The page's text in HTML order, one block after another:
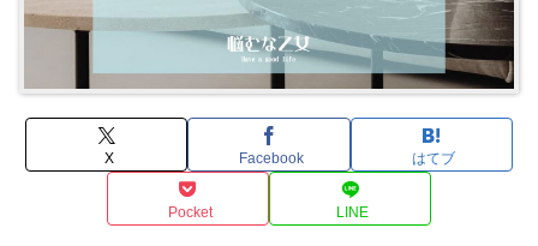
X Facebook はてブ
Pocket LINE